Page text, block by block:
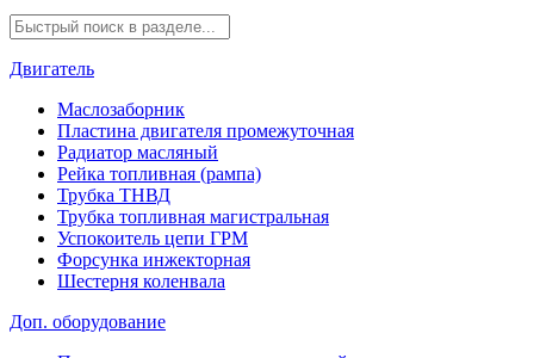
Двигатель
Маслозаборник
Пластина двигателя промежуточная
Радиатор масляный
Рейка топливная (рампа)
Трубка ТНВД
Трубка топливная магистральная
Успокоитель цепи ГРМ
Форсунка инжекторная
Шестерня коленвала
Доп. оборудование